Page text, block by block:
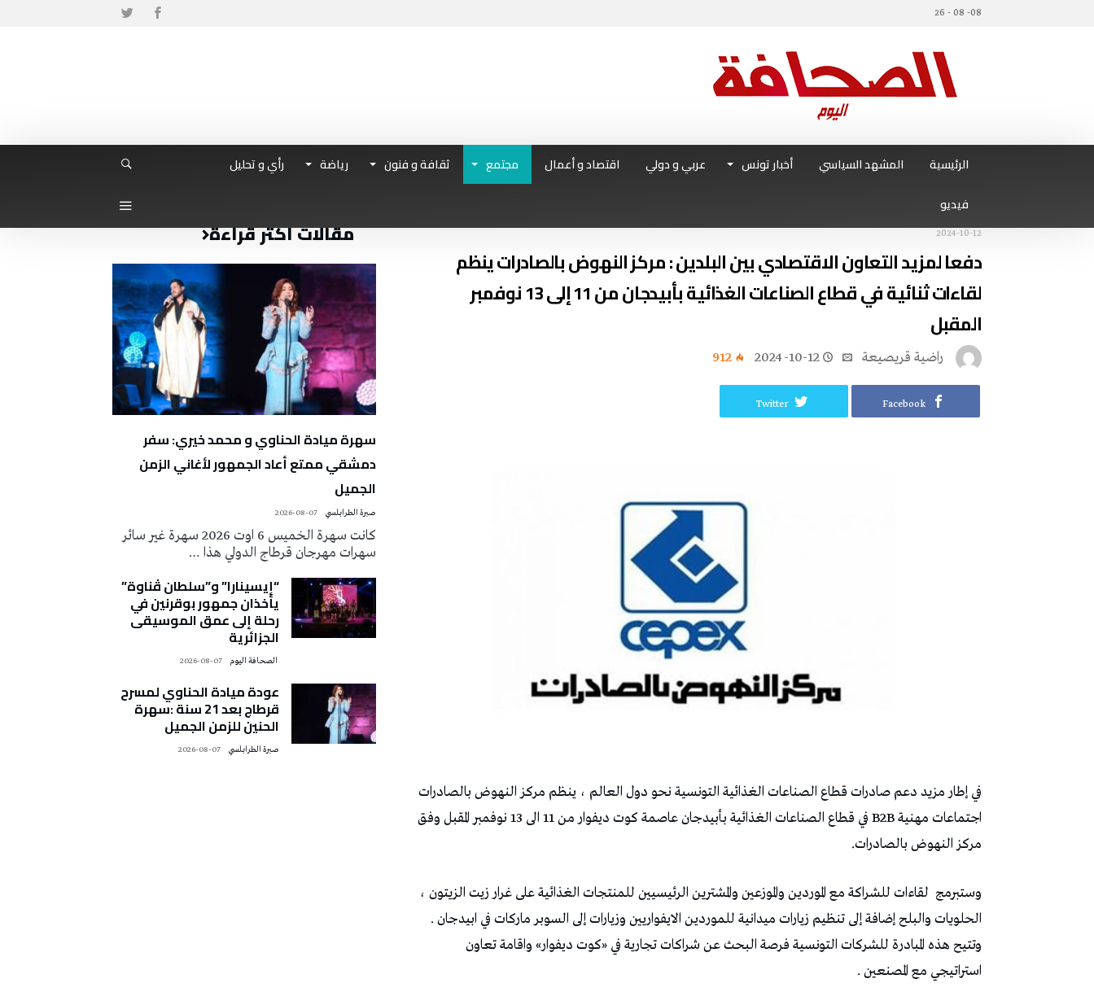
08- 08 - 26
الرئيسية المشهد السياسي أخبار تونس عربي و دولي اقتصاد و أعمال مجتمع ثقافة و فنون رياضة
رأي و تحليل
فيديو
2024-10-12
دفعا لمزيد التعاون الاقتصادي بين البلدين : مركز النهوض بالصادرات ينظم
لقاءات ثنائية في قطاع الصناعات الغذائية بأبيدجان من 11 إلى 13 نوفمبر
المقبل
راضية قريصيعة 2024-10-12
912
Facebook
Twitter
في إطار مزيد دعم صادرات قطاع الصناعات الغذائية التونسية نحو دول العالم ، ينظم مركز النهوض بالصادرات
اجتماعات مهنية B2B في قطاع الصناعات الغذائية بأبيدجان عاصمة كوت ديفوار من 11 الى 13 نوفمبر المقبل وفق
مركز النهوض بالصادرات.
وستبرمج لقاءات للشراكة مع الموردين والموزعين والمشترين الرئيسيين للمنتجات الغذائية على غرار زيت الزيتون ،
الحلويات والبلح إضافة إلى تنظيم زيارات ميدانية للموردين الايفواريين وزيارات إلى السوبر ماركات في ابيدجان .
وتتيح هذه المبادرة للشركات التونسية فرصة البحث عن شراكات تجارية في «كوت ديفوار» واقامة تعاون
استراتيجي مع المصنعين .
مقالات أكثر قراءة
سهرة ميادة الحناوي و محمد خيري: سفر
دمشقي ممتع أعاد الجمهور لأغاني الزمن
الجميل
صبرة الطرابلسي 2026-08-07
كانت سهرة الخميس 6 اوت 2026 سهرة غير سائر
سهرات مهرجان قرطاج الدولي هذا …
“إيسينارا” و”سلطان ڤناوة”
يأخذان جمهور بوقرنين في
رحلة إلى عمق الموسيقى
الجزائرية
2026-08-07
عودة ميادة الحناوي لمسرح
قرطاج بعد 21 سنة :سهرة
الحنين للزمن الجميل
صبرة الطرابلسي 2026-08-07